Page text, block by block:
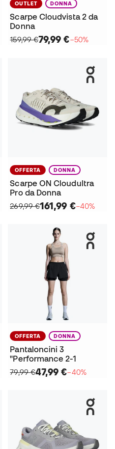
OUTLET DONNA
Scarpe Cloudvista 2 da
Donna
159,99 €79,99 €−50%
OFFERTA DONNA
Scarpe ON Cloudultra
Pro da Donna
269,99 €161,99 €−40%
OFFERTA DONNA
Pantaloncini 3
"Performance 2-1
79,99 €47,99 €−40%